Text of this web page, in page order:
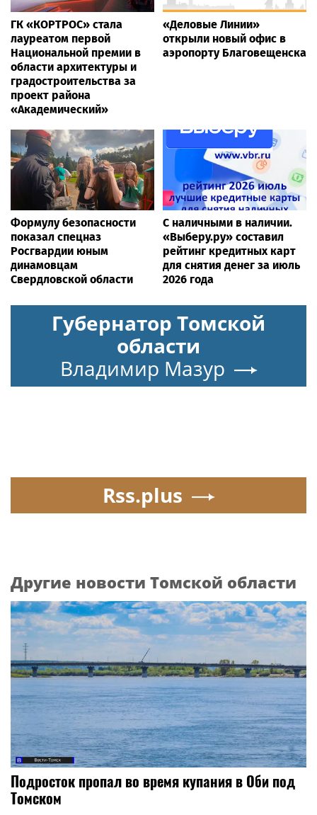
ГК «КОРТРОС» стала
лауреатом первой
Национальной премии в
области архитектуры и
градостроительства за
проект района
«Академический»
«Деловые Линии»
открыли новый офис в
аэропорту Благовещенска
Формулу безопасности
показал спецназ
Росгвардии юным
динамовцам
Свердловской области
С наличными в наличии.
«Выберу.ру» составил
рейтинг кредитных карт
для снятия денег за июль
2026 года
Губернатор Томской
области
Владимир Мазур
Rss.plus
Другие новости Томской области
Подросток пропал во время купания в Оби под
Томском